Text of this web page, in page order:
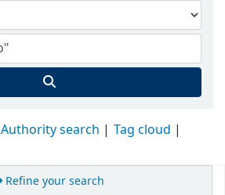
Authority search
Tag cloud
Refine your search